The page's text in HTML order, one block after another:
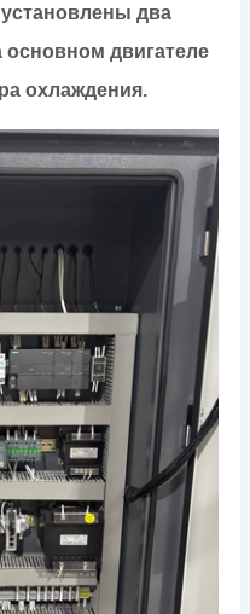
два
основном двигателе
охлаждения.